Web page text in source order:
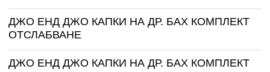
ДЖО ЕНД ДЖО КАПКИ НА ДР. БАХ КОМПЛЕКТ
ОТСЛАБВАНЕ
ДЖО ЕНД ДЖО КАПКИ НА ДР. БАХ КОМПЛЕКТ